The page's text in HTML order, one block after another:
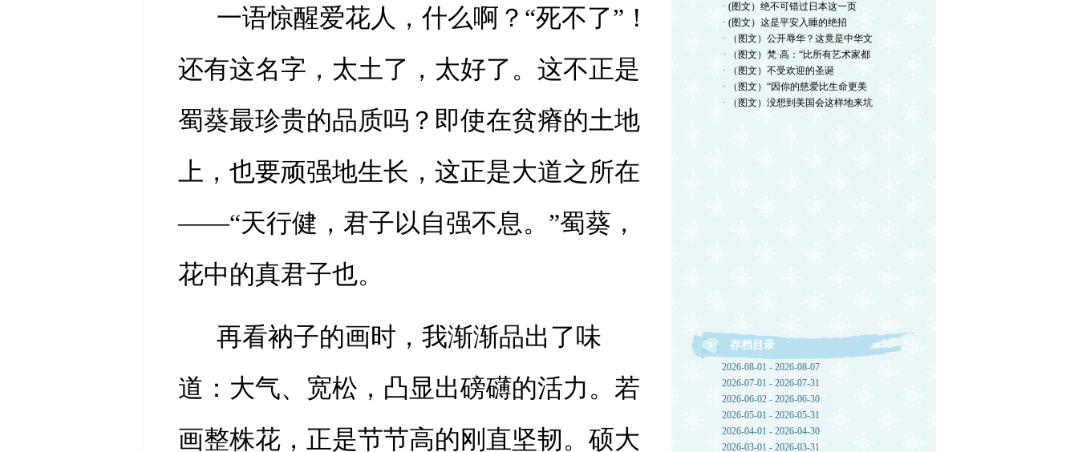
一语惊醒爱花人，什么啊？“死不了”！
还有这名字，太土了，太好了。这不正是
蜀葵最珍贵的品质吗？即使在贫瘠的土地
上，也要顽强地生长，这正是大道之所在
——“天行健，君子以自强不息。”蜀葵，
花中的真君子也。
再看衲子的画时，我渐渐品出了味
道：大气、宽松，凸显出磅礴的活力。若
画整株花，正是节节高的刚直坚韧。硕大
· (图文）绝不可错过日本这一页
· (图文）这是平安入睡的绝招
· （图文）公开辱华？这竟是中华文
· （图文）梵·高：“比所有艺术家都
· （图文）不受欢迎的圣诞
· （图文）“因你的慈爱比生命更美
· （图文）没想到美国会这样地来坑
存档目录
2026-08-01 - 2026-08-07
2026-07-01 - 2026-07-31
2026-06-02 - 2026-06-30
2026-05-01 - 2026-05-31
2026-04-01 - 2026-04-30
2026-03-01 - 2026-03-31